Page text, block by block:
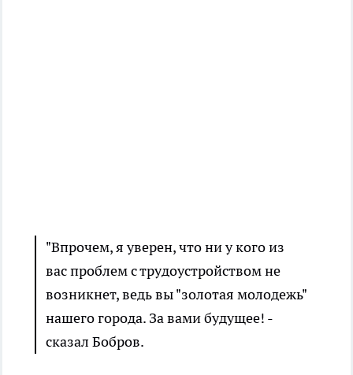
"Впрочем, я уверен, что ни у кого из
вас проблем с трудоустройством не
возникнет, ведь вы "золотая молодежь"
нашего города. За вами будущее! -
сказал Бобров.